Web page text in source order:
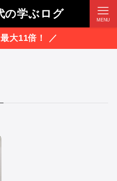
の学ぶログ MENU
大11倍！ ／